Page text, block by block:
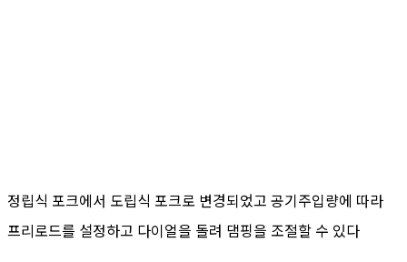
정립식 포크에서 도립식 포크로 변경되었고 공기주입량에 따라
프리로드를 설정하고 다이얼을 돌려 댐핑을 조절할 수 있다